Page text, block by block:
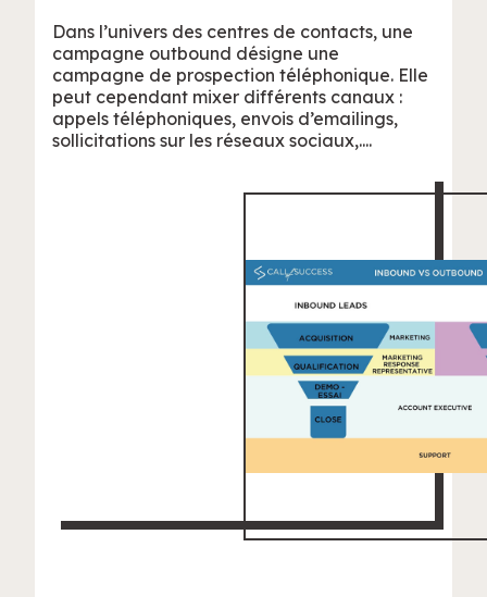
Dans l’univers des centres de contacts, une
campagne outbound désigne une
campagne de prospection téléphonique. Elle
peut cependant mixer différents canaux :
appels téléphoniques, envois d’emailings,
sollicitations sur les réseaux sociaux,....